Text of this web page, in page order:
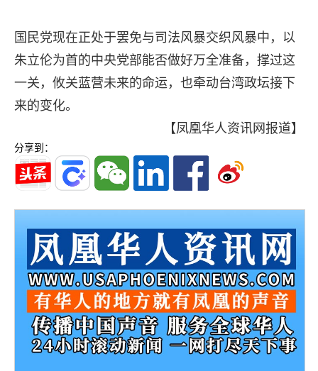
国民党现在正处于罢免与司法风暴交织风暴中，以
朱立伦为首的中央党部能否做好万全准备，撑过这
一关，攸关蓝营未来的命运，也牵动台湾政坛接下
来的变化。
【凤凰华人资讯网报道】
分享到：